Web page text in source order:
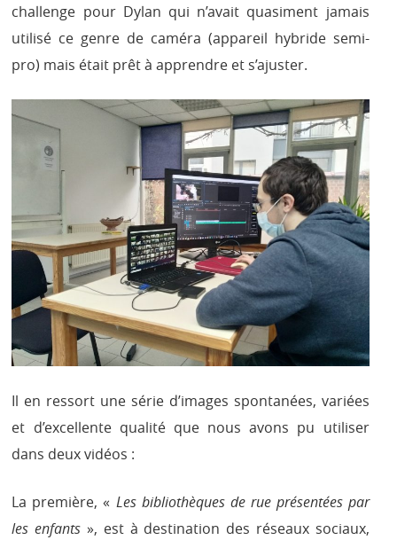
challenge pour Dylan qui n’avait quasiment jamais
utilisé ce genre de caméra (appareil hybride semi-
pro) mais était prêt à apprendre et s’ajuster.
Il en ressort une série d’images spontanées, variées
et d’excellente qualité que nous avons pu utiliser
dans deux vidéos :
La première, « Les bibliothèques de rue présentées par
les enfants », est à destination des réseaux sociaux,